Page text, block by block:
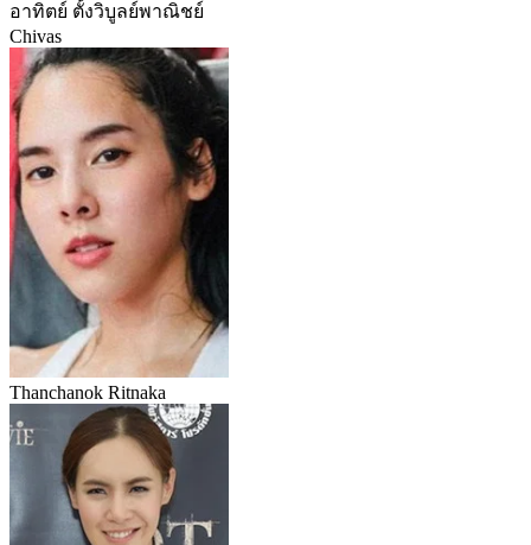
อาทิตย์ ตั้งวิบูลย์พาณิชย์
Chivas
Thanchanok Ritnaka